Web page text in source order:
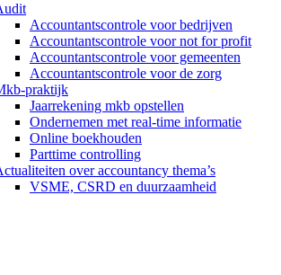
Accountantscontrole voor bedrijven
Accountantscontrole voor not for profit
Accountantscontrole voor gemeenten
Accountantscontrole voor de zorg
praktijk
Jaarrekening mkb opstellen
Ondernemen met real-time informatie
Online boekhouden
Parttime controlling
over accountancy thema’s
VSME, CSRD en duurzaamheid